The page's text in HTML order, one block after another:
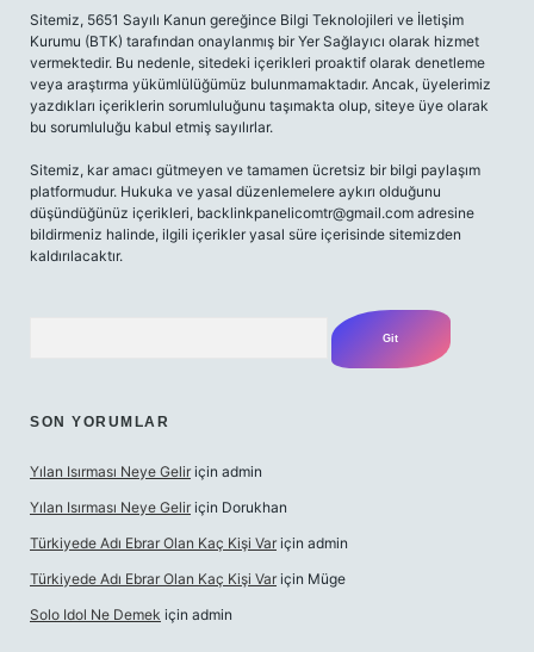
Sitemiz, 5651 Sayılı Kanun gereğince Bilgi Teknolojileri ve İletişim
Kurumu (BTK) tarafından onaylanmış bir Yer Sağlayıcı olarak hizmet
vermektedir. Bu nedenle, sitedeki içerikleri proaktif olarak denetleme
veya araştırma yükümlülüğümüz bulunmamaktadır. Ancak, üyelerimiz
yazdıkları içeriklerin sorumluluğunu taşımakta olup, siteye üye olarak
bu sorumluluğu kabul etmiş sayılırlar.
Sitemiz, kar amacı gütmeyen ve tamamen ücretsiz bir bilgi paylaşım
platformudur. Hukuka ve yasal düzenlemelere aykırı olduğunu
düşündüğünüz içerikleri, backlinkpanelicomtr@gmail.com adresine
bildirmeniz halinde, ilgili içerikler yasal süre içerisinde sitemizden
kaldırılacaktır.
SON YORUMLAR
Yılan Isırması Neye Gelir için admin
Yılan Isırması Neye Gelir için Dorukhan
Türkiyede Adı Ebrar Olan Kaç Kişi Var için admin
Türkiyede Adı Ebrar Olan Kaç Kişi Var için Müge
Solo Idol Ne Demek için admin